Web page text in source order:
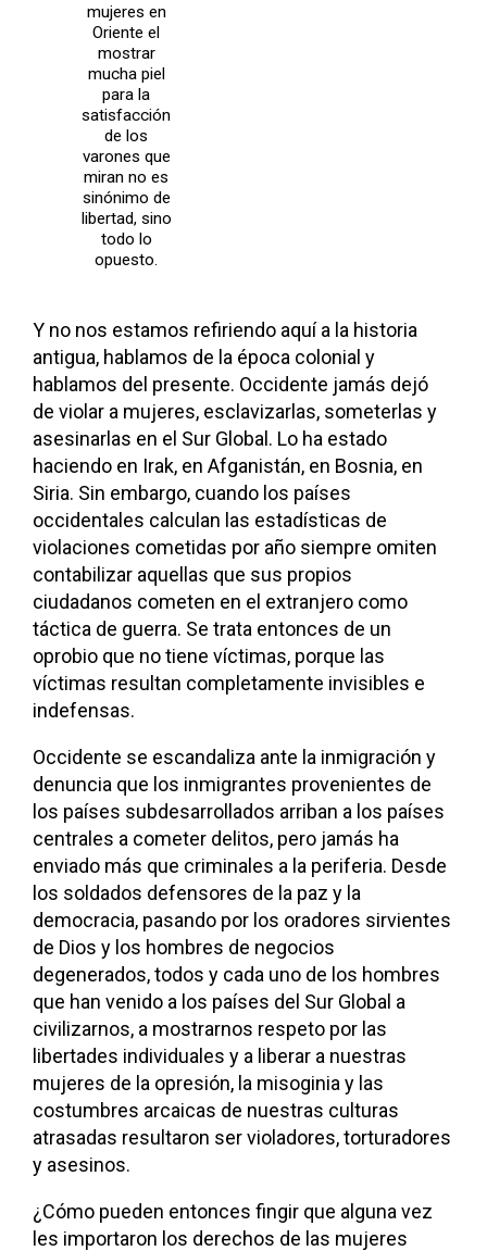
mujeres en
Oriente el
mostrar
mucha piel
para la
satisfacción
de los
varones que
miran no es
sinónimo de
libertad, sino
todo lo
opuesto.
Y no nos estamos refiriendo aquí a la historia
antigua, hablamos de la época colonial y
hablamos del presente. Occidente jamás dejó
de violar a mujeres, esclavizarlas, someterlas y
asesinarlas en el Sur Global. Lo ha estado
haciendo en Irak, en Afganistán, en Bosnia, en
Siria. Sin embargo, cuando los países
occidentales calculan las estadísticas de
violaciones cometidas por año siempre omiten
contabilizar aquellas que sus propios
ciudadanos cometen en el extranjero como
táctica de guerra. Se trata entonces de un
oprobio que no tiene víctimas, porque las
víctimas resultan completamente invisibles e
indefensas.
Occidente se escandaliza ante la inmigración y
denuncia que los inmigrantes provenientes de
los países subdesarrollados arriban a los países
centrales a cometer delitos, pero jamás ha
enviado más que criminales a la periferia. Desde
los soldados defensores de la paz y la
democracia, pasando por los oradores sirvientes
de Dios y los hombres de negocios
degenerados, todos y cada uno de los hombres
que han venido a los países del Sur Global a
civilizarnos, a mostrarnos respeto por las
libertades individuales y a liberar a nuestras
mujeres de la opresión, la misoginia y las
costumbres arcaicas de nuestras culturas
atrasadas resultaron ser violadores, torturadores
y asesinos.
¿Cómo pueden entonces fingir que alguna vez
les importaron los derechos de las mujeres